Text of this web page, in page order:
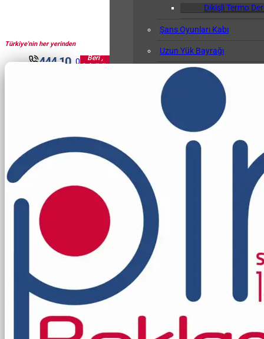
Türkiye'nin her yerinden
444 10 0
Beri ,
Sektörün
Dikişli Termo
Şans Oyunları Kabı
Uzun Yük Bayrağı
Klasör
Okul Albümü
Öğretmen Not Defteri Kabı
Biala
Gemi Bağlama Kütüğü Kabı
Hasta Bileklikleri
Pvc Sözlük Kabı